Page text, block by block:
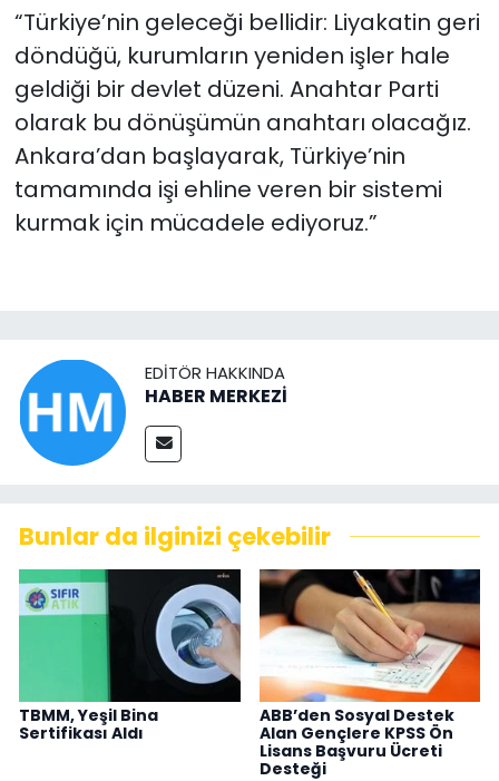
“Türkiye’nin geleceği bellidir: Liyakatin geri
döndüğü, kurumların yeniden işler hale
geldiği bir devlet düzeni. Anahtar Parti
olarak bu dönüşümün anahtarı olacağız.
Ankara’dan başlayarak, Türkiye’nin
tamamında işi ehline veren bir sistemi
kurmak için mücadele ediyoruz.”
EDITÖR HAKKINDA
HABER MERKEZİ
Bunlar da ilginizi çekebilir
TBMM, Yeşil Bina
Sertifikası Aldı
ABB’den Sosyal Destek
Alan Gençlere KPSS Ön
Lisans Başvuru Ücreti
Desteği